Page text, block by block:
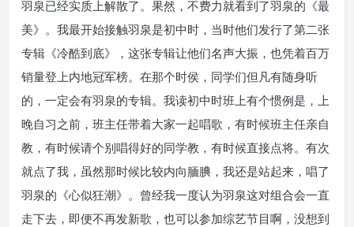
羽泉已经实质上解散了。果然，不费力就看到了羽泉的《最
美》。我最开始接触羽泉是初中时，当时他们发行了第二张
专辑《冷酷到底》，这张专辑让他们名声大振，也凭着百万
销量登上内地冠军榜。在那个时侯，同学们但凡有随身听
的，一定会有羽泉的专辑。我读初中时班上有个惯例是，上
晚自习之前，班主任带着大家一起唱歌，有时候班主任亲自
教，有时候请个别唱得好的同学教，有时候直接点将。有次
就点了我，虽然那时候比较内向腼腆，我还是站起来，唱了
羽泉的《心似狂潮》。曾经我一度认为羽泉这对组合会一直
走下去，即便不再发新歌，也可以参加综艺节目啊，没想到